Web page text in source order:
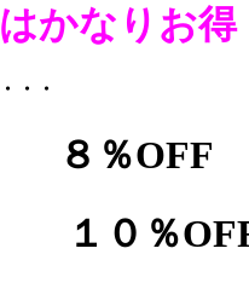
かなりお得
・・
８％OFF
１０％